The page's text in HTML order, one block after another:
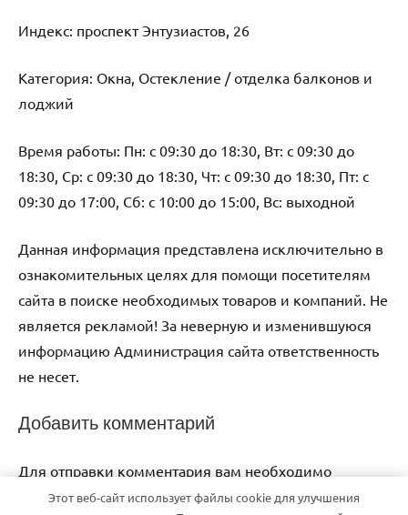
Индекс: проспект Энтузиастов, 26
Категория: Окна, Остекление / отделка балконов и
лоджий
Время работы: Пн: с 09:30 до 18:30, Вт: с 09:30 до
18:30, Ср: с 09:30 до 18:30, Чт: с 09:30 до 18:30, Пт: с
09:30 до 17:00, Сб: с 10:00 до 15:00, Вс: выходной
Данная информация представлена исключительно в
ознакомительных целях для помощи посетителям
сайта в поиске необходимых товаров и компаний. Не
является рекламой! За неверную и изменившуюся
информацию Администрация сайта ответственность
не несет.
Добавить комментарий
Для отправки комментария вам необходимо
авторизоваться
Этот веб-сайт использует файлы cookie для улучшения